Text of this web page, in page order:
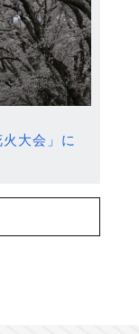
大会」に